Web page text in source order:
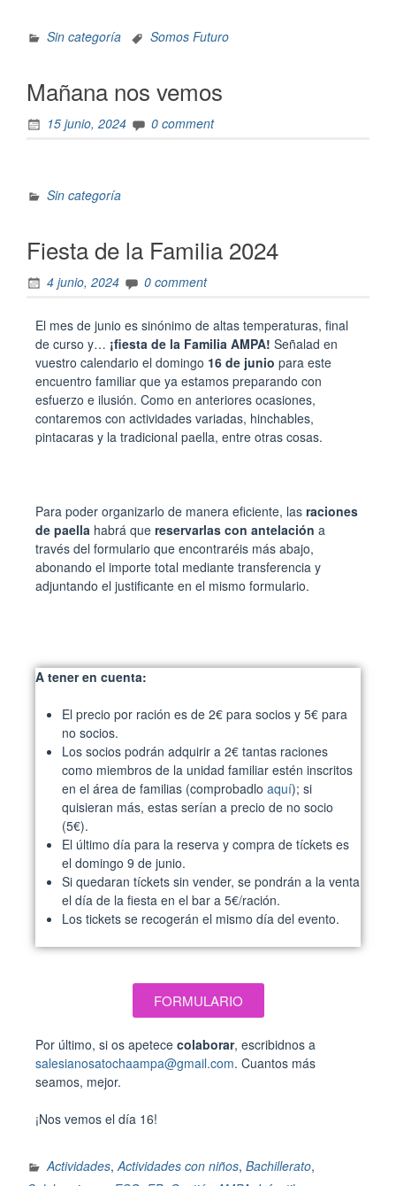
Sin categoría Somos Futuro
Mañana nos vemos
15 junio, 2024 0 comment
Sin categoría
Fiesta de la Familia 2024
4 junio, 2024 0 comment
El mes de junio es sinónimo de altas temperaturas, final
de curso y… ¡fiesta de la Familia AMPA! Señalad en
vuestro calendario el domingo 16 de junio para este
encuentro familiar que ya estamos preparando con
esfuerzo e ilusión. Como en anteriores ocasiones,
contaremos con actividades variadas, hinchables,
pintacaras y la tradicional paella, entre otras cosas.
Para poder organizarlo de manera eficiente, las raciones
de paella habrá que reservarlas con antelación a
través del formulario que encontraréis más abajo,
abonando el importe total mediante transferencia y
adjuntando el justificante en el mismo formulario.
A tener en cuenta:
El precio por ración es de 2€ para socios y 5€ para
no socios.
Los socios podrán adquirir a 2€ tantas raciones
como miembros de la unidad familiar estén inscritos
en el área de familias (comprobadlo aquí); si
quisieran más, estas serían a precio de no socio
(5€).
El último día para la reserva y compra de tíckets es
el domingo 9 de junio.
Si quedaran tíckets sin vender, se pondrán a la venta
el día de la fiesta en el bar a 5€/ración.
Los tickets se recogerán el mismo día del evento.
FORMULARIO
Por último, si os apetece colaborar, escribidnos a
salesianosatochaampa@gmail.com. Cuantos más
seamos, mejor.
¡Nos vemos el día 16!
Actividades,Actividades con niños, Bachillerato,